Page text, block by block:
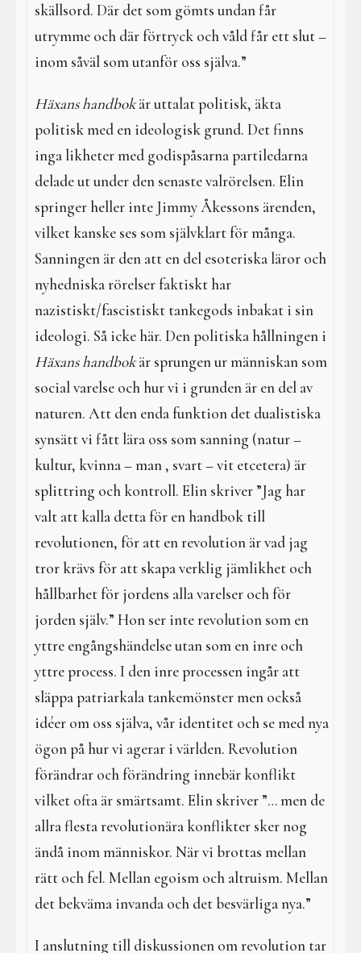
skällsord. Där det som gömts undan får
utrymme och där förtryck och våld får ett slut –
inom såväl som utanför oss själva.”
Häxans handbokär uttalat politisk, äkta
politisk med en ideologisk grund. Det finns
inga likheter med godispåsarna partiledarna
delade ut under den senaste valrörelsen. Elin
springer heller inte Jimmy Åkessons ärenden,
vilket kanske ses som självklart för många.
Sanningen är den att en del esoteriska läror och
nyhedniska rörelser faktiskt har
nazistiskt/fascistiskt tankegods inbakat i sin
ideologi. Så icke här. Den politiska hållningen i
Häxans handbokär sprungen ur människan som
social varelse och hur vi i grunden är en del av
naturen. Att den enda funktion det dualistiska
synsätt vi fått lära oss som sanning (natur –
kultur, kvinna – man , svart – vit etcetera) är
splittring och kontroll. Elin skriver ”Jag har
valt att kalla detta för en handbok till
revolutionen, för att en revolution är vad jag
tror krävs för att skapa verklig jämlikhet och
hållbarhet för jordens alla varelser och för
jorden själv.” Hon ser inte revolution som en
yttre engångshändelse utan som en inre och
yttre process. I den inre processen ingår att
släppa patriarkala tankemönster men också
idéer om oss själva, vår identitet och se med nya
ögon på hur vi agerar i världen. Revolution
förändrar och förändring innebär konflikt
vilket ofta är smärtsamt. Elin skriver ”… men de
allra flesta revolutionära konflikter sker nog
ändå inom människor. När vi brottas mellan
rätt och fel. Mellan egoism och altruism. Mellan
det bekväma invanda och det besvärliga nya.”
I anslutning till diskussionen om revolution tar